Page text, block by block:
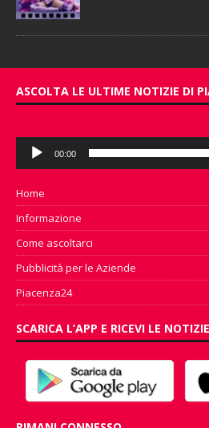
ASCOLTA LE ULTIME NOTIZIE DI
Audio
Player
00:00
Home
Informazione
Come ascoltarci
Pubblicità per le Aziende
Piacenza24
SCARICA L’APP E RICEVI LE NOTIZIE